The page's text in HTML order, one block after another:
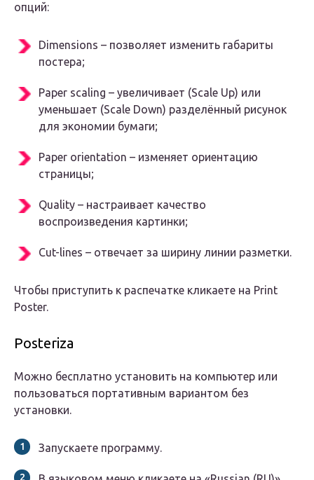
опций:
Dimensions – позволяет изменить габариты
постера;
Paper scaling – увеличивает (Scale Up) или
уменьшает (Scale Down) разделённый рисунок
для экономии бумаги;
Paper orientation – изменяет ориентацию
страницы;
Quality – настраивает качество
воспроизведения картинки;
Cut-lines – отвечает за ширину линии разметки.
Чтобы приступить к распечатке кликаете на Print
Poster.
Posteriza
Можно бесплатно установить на компьютер или
пользоваться портативным вариантом без
установки.
Запускаете программу.